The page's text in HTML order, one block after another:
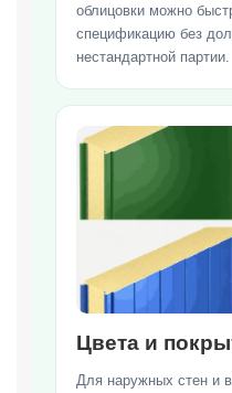
облицовки можно
спецификацию без
нестандартной партии.
Цвета и
Для наружных стен и